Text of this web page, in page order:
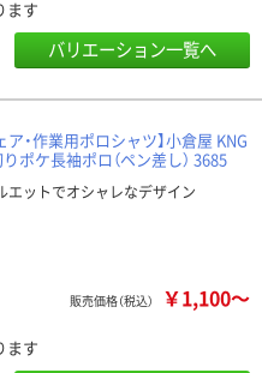
ます
バリエーション一覧へ
ア・作業用ポロシャツ】小倉屋 KNG
ポケ長袖ポロ（ペン差し） 3685
エットでオシャレなデザイン
販売価格（税込） ￥1,100～
ます